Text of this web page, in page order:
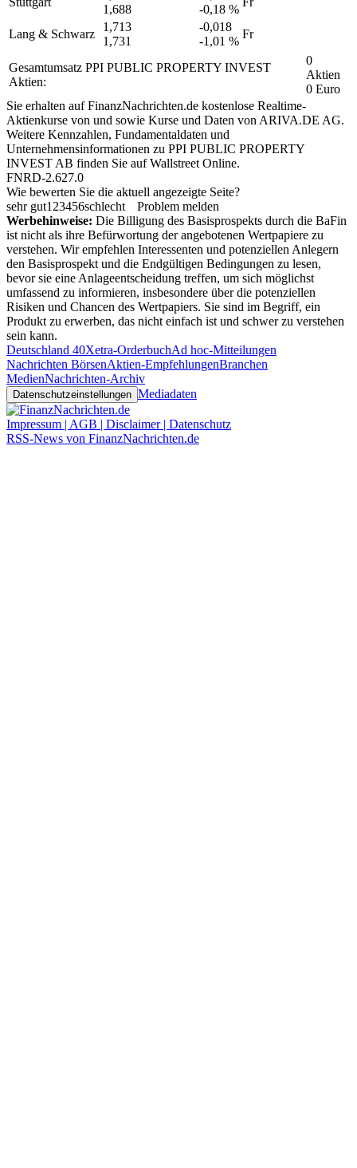
1,688
-0,18 %
Lang & Schwarz
1,713
1,731
-0,018
-1,01 %
Fr
Gesamtumsatz PPI PUBLIC PROPERTY INVEST
Aktien:
0
Aktien
0 Euro
Sie erhalten auf FinanzNachrichten.de kostenlose Realtime-
Aktienkurse von und sowie Kurse und Daten von ARIVA.DE AG.
Weitere Kennzahlen, Fundamentaldaten und
Unternehmensinformationen zu PPI PUBLIC PROPERTY
INVEST AB finden Sie aufWallstreet Online.
FNRD-2.627.0
Wie bewerten Sie die aktuell angezeigte Seite?
sehr gut1 23456schlecht
Problem melden
Werbehinweise: Die Billigung des Basisprospekts durch die BaFin
ist nicht als ihre Befürwortung der angebotenen Wertpapiere zu
verstehen. Wir empfehlen Interessenten und potenziellen Anlegern
den Basisprospekt und die Endgültigen Bedingungen zu lesen,
bevor sie eine Anlageentscheidung treffen, um sich möglichst
umfassend zu informieren, insbesondere über die potenziellen
Risiken und Chancen des Wertpapiers. Sie sind im Begriff, ein
Produkt zu erwerben, das nicht einfach ist und schwer zu verstehen
sein kann.
Deutschland 40Xetra-OrderbuchAd hoc-Mitteilungen
Nachrichten BörsenAktien-EmpfehlungenBranchen
MedienNachrichten-Archiv
Datenschutzeinstellungen Mediadaten
Impressum | AGB | Disclaimer | Datenschutz
RSS-News von FinanzNachrichten.de